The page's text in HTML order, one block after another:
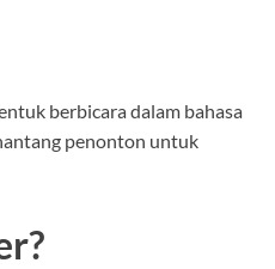
berbicara dalam bahasa
penonton untuk